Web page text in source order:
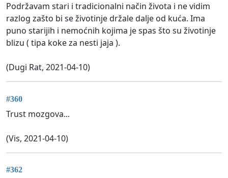
Podržavam stari i tradicionalni način života i ne vidim
razlog zašto bi se životinje držale dalje od kuća. Ima
puno starijih i nemoćnih kojima je spas što su životinje
blizu ( tipa koke za nesti jaja ).
(Dugi Rat, 2021-04-10)
#360
Trust mozgova...
(Vis, 2021-04-10)
#362